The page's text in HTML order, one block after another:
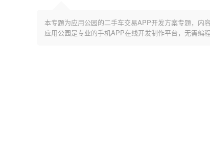
本专题为应用公园的二手车交易APP开发方案专题，内
应用公园是专业的手机APP在线开发制作平台，无需编